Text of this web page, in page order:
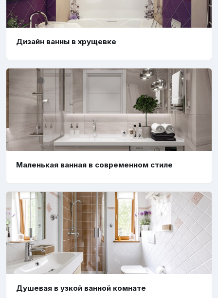
Дизайн ванны в хрущевке
Маленькая ванная в современном стиле
Душевая в узкой ванной комнате